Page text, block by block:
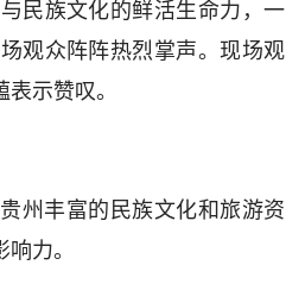
民族文化的鲜活生命力，一
观众阵阵热烈掌声。现场观
示赞叹。
州丰富的民族文化和旅游资
力。